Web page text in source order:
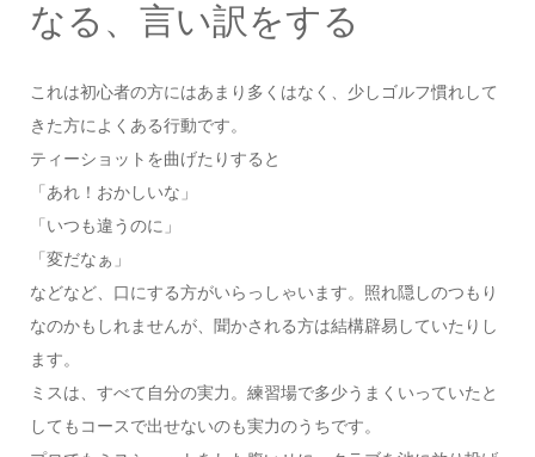
なる、言い訳をする
これは初心者の方にはあまり多くはなく、少しゴルフ慣れして
きた方によくある行動です。
ティーショットを曲げたりすると
「あれ！おかしいな」
「いつも違うのに」
「変だなぁ」
などなど、口にする方がいらっしゃいます。照れ隠しのつもり
なのかもしれませんが、聞かされる方は結構辟易していたりし
ます。
ミスは、すべて自分の実力。練習場で多少うまくいっていたと
してもコースで出せないのも実力のうちです。